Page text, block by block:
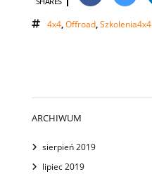
4x4,Offroad,Szkolenia4x4
ARCHIWUM
sierpień 2019
lipiec 2019